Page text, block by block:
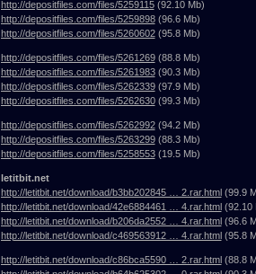
http://depositfiles.com/files/5259115(92.10 Mb)
http://depositfiles.com/files/5259898(96.6 Mb)
http://depositfiles.com/files/5260602(95.8 Mb)
http://depositfiles.com/files/5261269(88.8 Mb)
http://depositfiles.com/files/5261983(90.3 Mb)
http://depositfiles.com/files/5262339(97.9 Mb)
http://depositfiles.com/files/5262630(99.3 Mb)
http://depositfiles.com/files/5262992(94.2 Mb)
http://depositfiles.com/files/5263299(88.3 Mb)
http://depositfiles.com/files/5258553(19.5 Mb)
letitbit.net
http://letitbit.net/download/b3bb202845 … 2.rar.html(99.9
http://letitbit.net/download/42e6884461 … 4.rar.html(92.10
http://letitbit.net/download/b206da2552 … 4.rar.html(96.6
http://letitbit.net/download/c469563912 … 4.rar.html(95.8
http://letitbit.net/download/c86bca5590 … 2.rar.html(88.8